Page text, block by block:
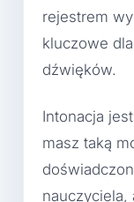
rejestrem
kluczowe
dźwięków.
Intonacja
masz taką
nauczyciela,